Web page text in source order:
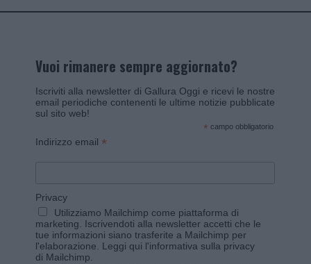
Vuoi rimanere sempre aggiornato?
Iscriviti alla newsletter di Gallura Oggi e ricevi le nostre
email periodiche contenenti le ultime notizie pubblicate
sul sito web!
* campo obbligatorio
Indirizzo email *
Privacy
Utilizziamo Mailchimp come piattaforma di
marketing. Iscrivendoti alla newsletter accetti che le
tue informazioni siano trasferite a Mailchimp per
l'elaborazione. Leggi qui l'informativa sulla privacy
di Mailchimp